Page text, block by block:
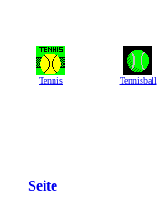
Tennis Tennisball
Seite